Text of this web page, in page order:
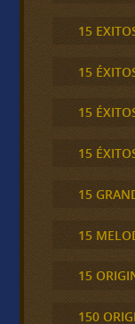
15
15
15
15
15
15
15
150